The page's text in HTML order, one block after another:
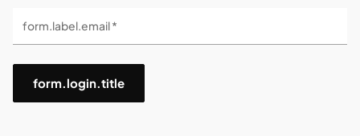
form.label.email *
form.login.title